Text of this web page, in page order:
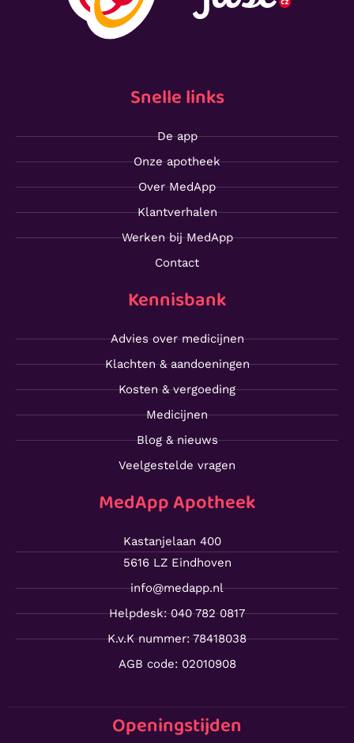
Snelle links
De app
Onze apotheek
Over MedApp
Klantverhalen
Werken bij MedApp
Contact
Kennisbank
Advies over medicijnen
Klachten & aandoeningen
Kosten & vergoeding
Medicijnen
Blog & nieuws
Veelgestelde vragen
MedApp Apotheek
Kastanjelaan 400
5616 LZ Eindhoven
info@medapp.nl
Helpdesk: 040 782 0817
K.v.K nummer: 78418038
AGB code: 02010908
Openingstijden